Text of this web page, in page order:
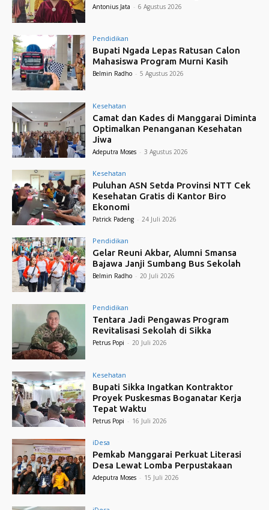
Antonius Jata - 6 Agustus 2026
Pendidikan
Bupati Ngada Lepas Ratusan Calon
Mahasiswa Program Murni Kasih
Belmin Radho - 5 Agustus 2026
Kesehatan
Camat dan Kades di Manggarai Diminta
Optimalkan Penanganan Kesehatan
Jiwa
Adeputra Moses - 3 Agustus 2026
Kesehatan
Puluhan ASN Setda Provinsi NTT Cek
Kesehatan Gratis di Kantor Biro
Ekonomi
Patrick Padeng - 24 Juli 2026
Pendidikan
Gelar Reuni Akbar, Alumni Smansa
Bajawa Janji Sumbang Bus Sekolah
Belmin Radho - 20 Juli 2026
Pendidikan
Tentara Jadi Pengawas Program
Revitalisasi Sekolah di Sikka
Petrus Popi - 20 Juli 2026
Kesehatan
Bupati Sikka Ingatkan Kontraktor
Proyek Puskesmas Boganatar Kerja
Tepat Waktu
Petrus Popi - 16 Juli 2026
iDesa
Pemkab Manggarai Perkuat Literasi
Desa Lewat Lomba Perpustakaan
Adeputra Moses - 15 Juli 2026